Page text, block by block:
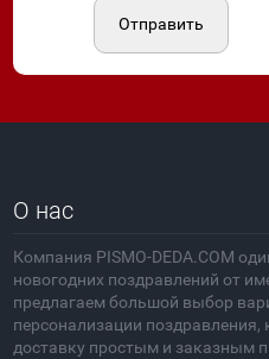
Отправить
О нас
Компания PISMO-DEDA.COM
новогодних поздравлений от
предлагаем большой выбор
персонализации поздравления,
доставку простым и заказным